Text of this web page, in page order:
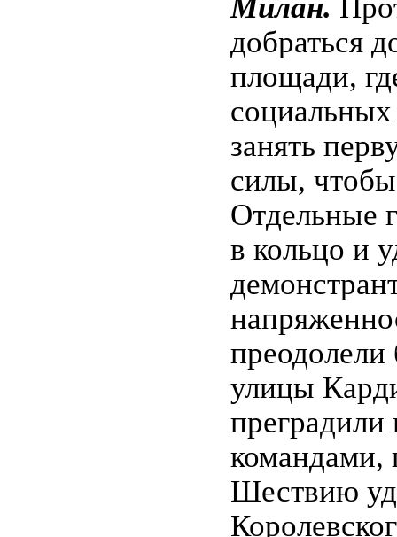
Милан.
добраться
площади,
занять
силы,
Отдельные
в кольцо и
преодолели
улицы
преградили
Шествию